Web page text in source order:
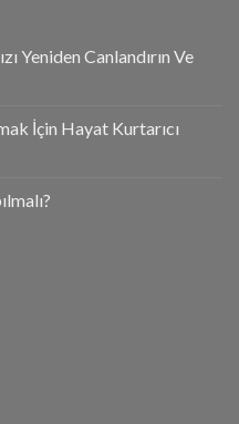
Yeniden Canlandırın Ve
İçin Hayat Kurtarıcı